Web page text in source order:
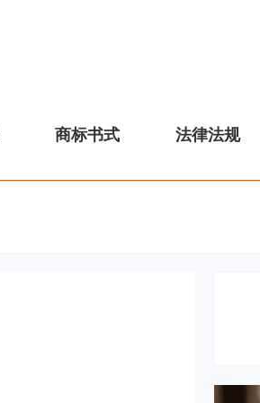
商标书式 法律法规